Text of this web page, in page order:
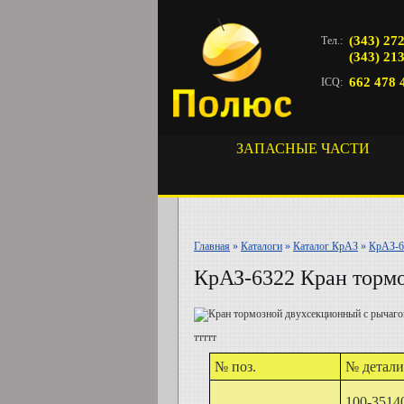
Тел.: (343)
(343)
ICQ: 662 478
ЗАПАСНЫЕ ЧАСТИ
Главная » Каталоги » Каталог КрАЗ » КрАЗ-
КрАЗ-6322 Кран
ттттт
№ поз. № детали